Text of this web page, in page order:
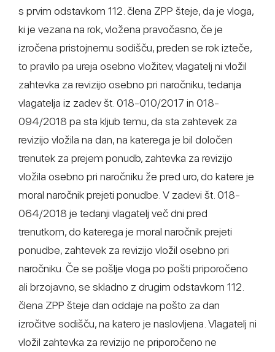
s prvim odstavkom 112. člena ZPP šteje, da je vloga,
ki je vezana na rok, vložena pravočasno, če je
izročena pristojnemu sodišču, preden se rok izteče,
to pravilo pa ureja osebno vložitev, vlagatelj ni vložil
zahtevka za revizijo osebno pri naročniku, tedanja
vlagatelja iz zadev št. 018-010/2017 in 018-
094/2018 pa sta kljub temu, da sta zahtevek za
revizijo vložila na dan, na katerega je bil določen
trenutek za prejem ponudb, zahtevka za revizijo
vložila osebno pri naročniku že pred uro, do katere je
moral naročnik prejeti ponudbe. V zadevi št. 018-
064/2018 je tedanji vlagatelj več dni pred
trenutkom, do katerega je moral naročnik prejeti
ponudbe, zahtevek za revizijo vložil osebno pri
naročniku. Če se pošlje vloga po pošti priporočeno
ali brzojavno, se skladno z drugim odstavkom 112.
člena ZPP šteje dan oddaje na pošto za dan
izročitve sodišču, na katero je naslovljena. Vlagatelj ni
vložil zahtevka za revizijo ne priporočeno ne